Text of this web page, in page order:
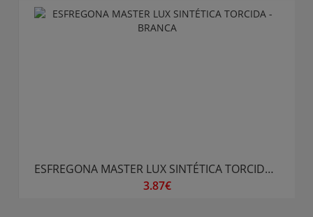
ESFREGONA MASTER LUX SINTÉTICA TORCIDA - BRANCA
3.87€